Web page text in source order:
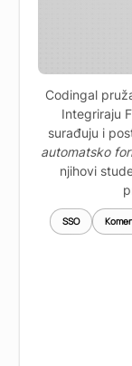
Codingal
Integriraju
surađuju i
automatsko
njihovi
SSO